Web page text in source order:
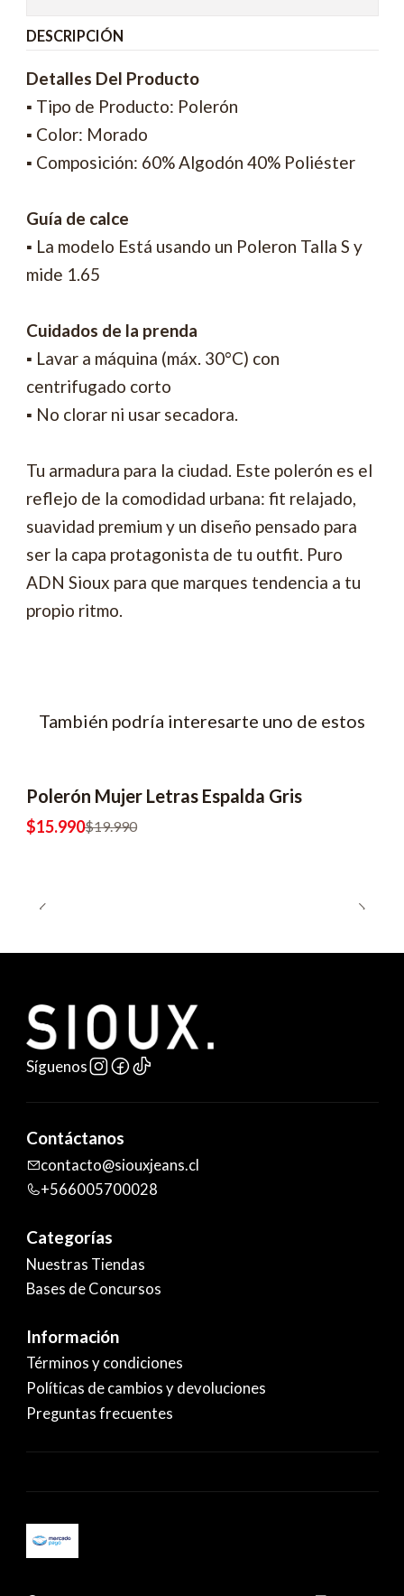
DESCRIPCIÓN
Detalles Del Producto
▪ Tipo de Producto: Polerón
▪ Color: Morado
▪ Composición: 60% Algodón 40% Poliéster
Guía de calce
▪ La modelo Está usando un Poleron Talla S y
mide 1.65
Cuidados de la prenda
▪ Lavar a máquina (máx. 30°C) con
centrifugado corto
▪ No clorar ni usar secadora.
Tu armadura para la ciudad. Este polerón es el
reflejo de la comodidad urbana: fit relajado,
suavidad premium y un diseño pensado para
ser la capa protagonista de tu outfit. Puro
ADN Sioux para que marques tendencia a tu
propio ritmo.
También podría interesarte uno de estos
Polerón Mujer Letras Espalda Gris
$15.990$19.990
Síguenos
Contáctanos
contacto@siouxjeans.cl
+566005700028
Categorías
Nuestras Tiendas
Bases de Concursos
Información
Términos y condiciones
Políticas de cambios y devoluciones
Preguntas frecuentes